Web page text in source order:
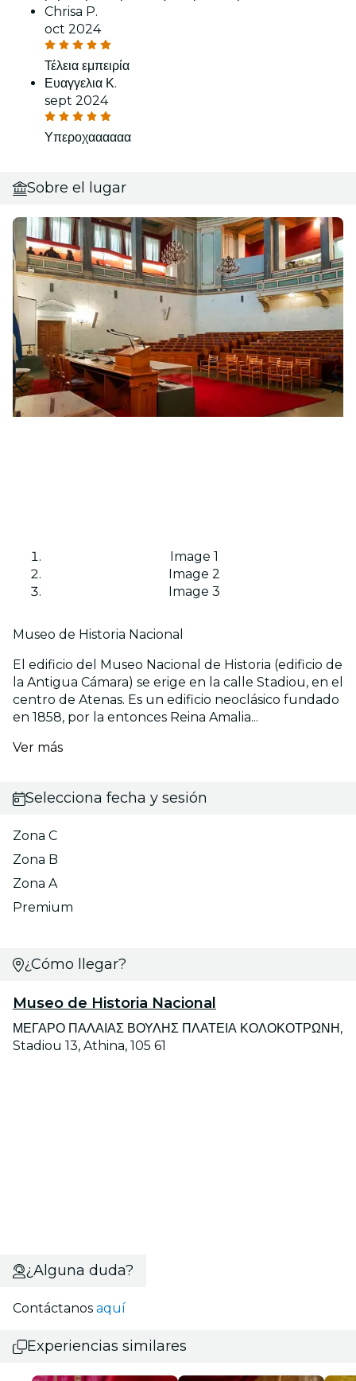
Chrisa P.
oct 2024
Τέλεια εμπειρία
Ευαγγελια Κ.
sept 2024
Υπεροχαααααα
Sobre el lugar
Image 1
Image 2
Image 3
Museo de Historia Nacional
El edificio del Museo Nacional de Historia (edificio de
la Antigua Cámara) se erige en la calle Stadiou, en el
centro de Atenas. Es un edificio neoclásico fundado
en 1858, por la entonces Reina Amalia...
Ver más
Selecciona fecha y sesión
Zona C
Zona B
Zona A
Premium
¿Cómo llegar?
Museo de Historia Nacional
ΜΕΓΑΡΟ ΠΑΛΑΙΑΣ ΒΟΥΛΗΣ ΠΛΑΤΕΙΑ ΚΟΛΟΚΟΤΡΩΝΗ,
Stadiou 13, Athina, 105 61
¿Alguna duda?
Contáctanos aquí
Experiencias similares